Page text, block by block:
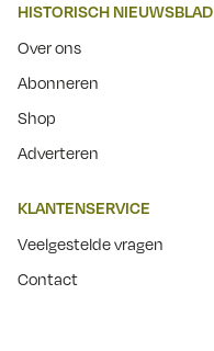
HISTORISCH NIEUWSBLAD
Over ons
Abonneren
Shop
Adverteren
KLANTENSERVICE
Veelgestelde vragen
Contact